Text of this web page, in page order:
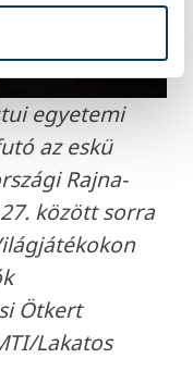
egyetemi
az eskü
Rajna-
között sorra
Ötkert
Lakatos